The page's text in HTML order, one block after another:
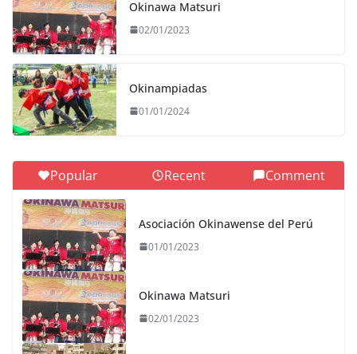
Okinawa Matsuri
02/01/2023
Okinampiadas
01/01/2024
Popular Recent Comment
Asociación Okinawense del Perú
01/01/2023
Okinawa Matsuri
02/01/2023